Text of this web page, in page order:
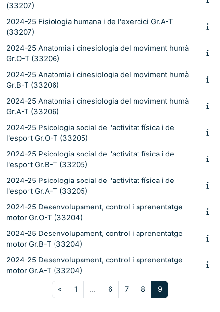
(33207)
2024-25 Fisiologia humana i de l'exercici Gr.A-T
(33207)
2024-25 Anatomia i cinesiologia del moviment humà
Gr.O-T (33206)
2024-25 Anatomia i cinesiologia del moviment humà
Gr.B-T (33206)
2024-25 Anatomia i cinesiologia del moviment humà
Gr.A-T (33206)
2024-25 Psicologia social de l'activitat física i de
l'esport Gr.O-T (33205)
2024-25 Psicologia social de l'activitat física i de
l'esport Gr.B-T (33205)
2024-25 Psicologia social de l'activitat física i de
l'esport Gr.A-T (33205)
2024-25 Desenvolupament, control i aprenentatge
motor Gr.O-T (33204)
2024-25 Desenvolupament, control i aprenentatge
motor Gr.B-T (33204)
2024-25 Desenvolupament, control i aprenentatge
motor Gr.A-T (33204)
« Pàgina anterior
1 Pàgina 1
… 6Pàgina 6
7Pàgina 7
8 Pàgina 8
9Pàgina 9